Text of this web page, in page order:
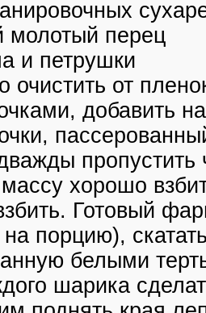
молотый перец
и петрушки
очистить от
добавить
пропустить
хорошо
Готовый
на порцию),
белыми
шарика